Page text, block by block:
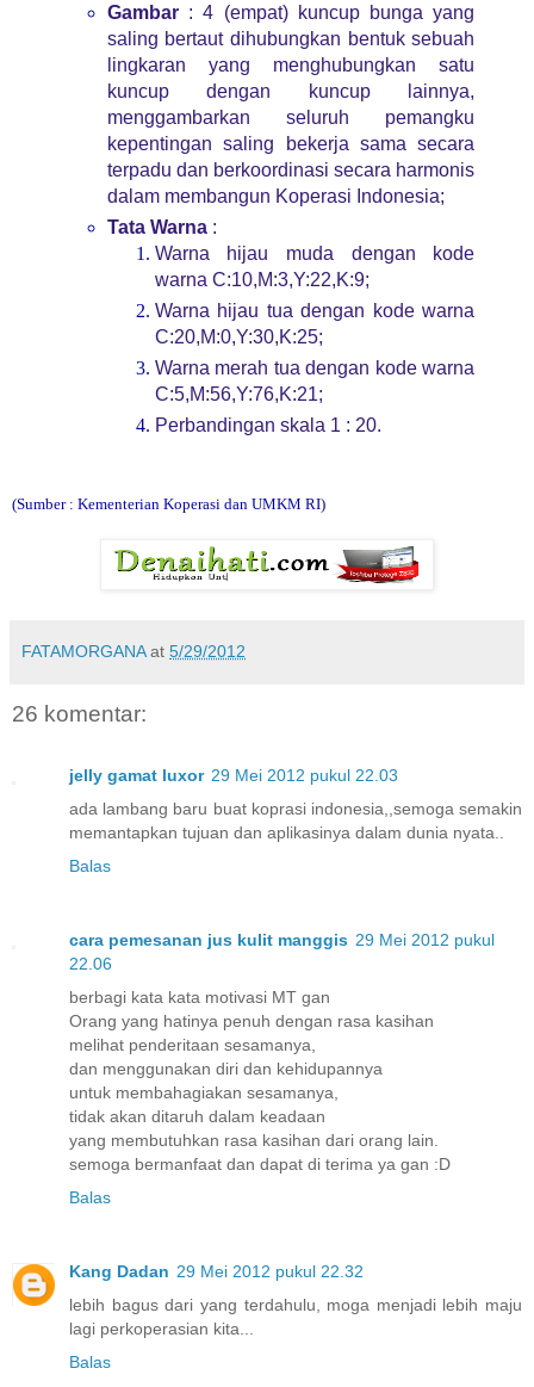
Gambar: 4 (empat) kuncup bunga yang
saling bertaut dihubungkan bentuk sebuah
lingkaran yang menghubungkan satu
kuncup dengan kuncup lainnya,
menggambarkan seluruh pemangku
kepentingan saling bekerja sama secara
terpadu dan berkoordinasi secara harmonis
dalam membangun Koperasi Indonesia;
Tata Warna:
Warna hijau muda dengan kode
warna C:10,M:3,Y:22,K:9;
Warna hijau tua dengan kode warna
C:20,M:0,Y:30,K:25;
Warna merah tua dengan kode warna
C:5,M:56,Y:76,K:21;
Perbandingan skala 1 : 20.
(Sumber : Kementerian Koperasi dan UMKM RI)
FATAMORGANA at 5/29/2012
26 komentar:
jelly gamat luxor 29 Mei 2012 pukul 22.03
ada lambang baru buat koprasi indonesia,,semoga semakin
memantapkan tujuan dan aplikasinya dalam dunia nyata..
Balas
cara pemesanan jus kulit manggis 29 Mei 2012 pukul
22.06
berbagi kata kata motivasi MT gan
Orang yang hatinya penuh dengan rasa kasihan
melihat penderitaan sesamanya,
dan menggunakan diri dan kehidupannya
untuk membahagiakan sesamanya,
tidak akan ditaruh dalam keadaan
yang membutuhkan rasa kasihan dari orang lain.
semoga bermanfaat dan dapat di terima ya gan :D
Balas
Kang Dadan 29 Mei 2012 pukul 22.32
lebih bagus dari yang terdahulu, moga menjadi lebih maju
lagi perkoperasian kita...
Balas